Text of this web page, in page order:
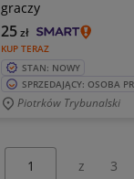
graczy
KUP TERAZ
25zł
STAN: NOWY
SPRZEDAJĄCY: OSOBA
Piotrków Trybunalski
z 3